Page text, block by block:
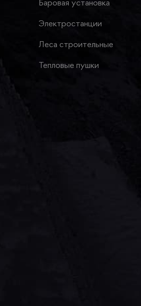
Баровая установка
Электростанции
Леса строительные
Тепловые пушки